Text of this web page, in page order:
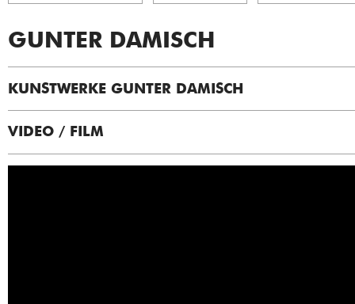
GUNTER DAMISCH
KUNSTWERKE GUNTER DAMISCH
VIDEO / FILM